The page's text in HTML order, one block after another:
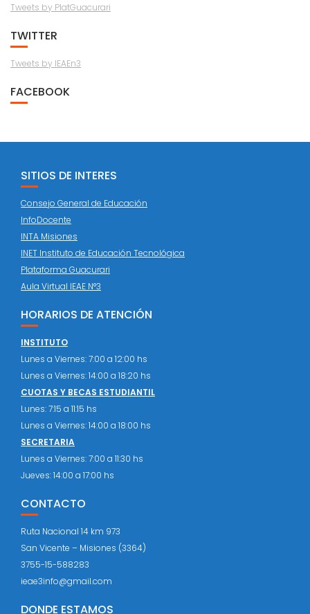
Tweets by PlatGuacurari
TWITTER
Tweets by IEAEn3
FACEBOOK
SITIOS DE INTERES
Consejo General de Educación
InfoDocente
INTA Misiones
INET Instituto de Educación Tecnológica
Plataforma Guacurari
Aula Virtual IEAE N°3
HORARIOS DE ATENCIÓN
INSTITUTO
Lunes a Viernes: 7:00 a 12:00 hs
Lunes a Viernes: 14:00 a 18:20 hs
CUOTAS Y BECAS ESTUDIANTIL
Lunes: 7:15 a 11:15 hs
Lunes a Viernes: 14:00 a 18:00 hs
SECRETARIA
Lunes a Viernes: 7:00 a 11:30 hs
Jueves: 14:00 a 17:00 hs
CONTACTO
Ruta Nacional 14 km 973
San Vicente – Misiones (3364)
3755-15-588283
ieae3info@gmail.com
DONDE ESTAMOS